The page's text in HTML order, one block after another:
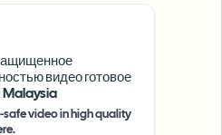
видео готовое
Malaysia
safe video in high quality